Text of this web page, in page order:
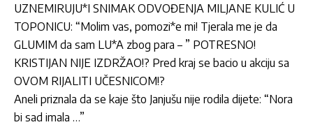
UZNEMIRUJU*I SNIMAK ODVOĐENJA MILJANE KULIĆ U
TOPONICU: “Molim vas, pomozi*e mi! Tjerala me je da
GLUMIM da sam LU*A zbog para – ” POTRESNO!
KRISTIJAN NIJE IZDRŽAO!? Pred kraj se bacio u akciju sa
OVOM RIJALITI UČESNICOM!?
Aneli priznala da se kaje što Janjušu nije rodila dijete: “Nora
bi sad imala …”